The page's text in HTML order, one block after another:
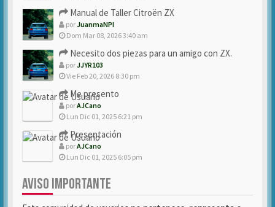
Manual de Taller Citroën ZX
porJuanmaNPI
Dom Mar 08, 2026 3:40 am
Necesito dos piezas para un amigo con ZX.
porJJYR103
Vie Feb 20, 2026 8:30 pm
Me presento
porAJCano
Lun Dic 01, 2025 6:21 pm
Presentación
porAJCano
Lun Dic 01, 2025 6:05 pm
AVISO IMPORTANTE